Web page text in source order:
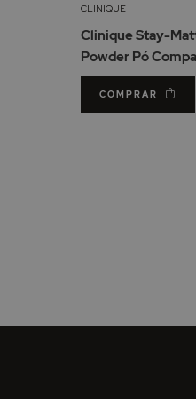
CLINIQUE
Clinique Stay-
Powder Pó
Stay Honey 7.6gr
COMPRAR